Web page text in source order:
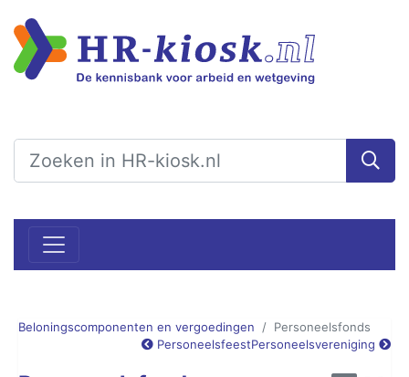
Beloningscomponenten en vergoedingen
Personeelsfonds
PersoneelsfeestPersoneelsvereniging